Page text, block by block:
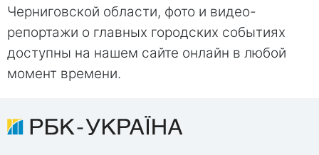
Черниговской области, фото и видео-
репортажи о главных городских событиях
доступны на нашем сайте онлайн в любой
момент времени.